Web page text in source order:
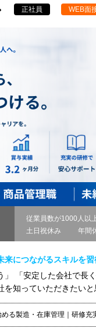
正社員 WEB面
従業員数が1000人以
土日祝休み
年間
につながるスキルを習
」 「安定した会社で
を知っていただきたい
る製造・在庫管理｜研修充